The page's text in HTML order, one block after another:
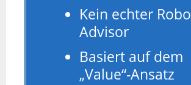
Kein echter Robo
Advisor
Basiert auf dem
„Value“-Ansatz